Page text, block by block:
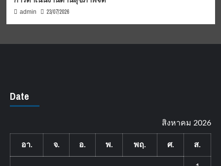
admin 23/07/2026
Date
สิงหาคม 2026
อา. จ. อ. พ. พฤ. ศ. ส.